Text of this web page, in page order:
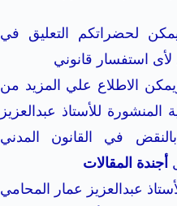
لحضراتكم التعليق في
لأى استفسار قانوني
الاطلاع علي المزيد من
المنشورة للأستاذ عبدالعزيز
في القانون المدني
أجندة المقالات
عبدالعزيز عمار المحامي